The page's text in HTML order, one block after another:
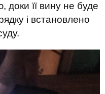
доки її вину не буде
і встановлено